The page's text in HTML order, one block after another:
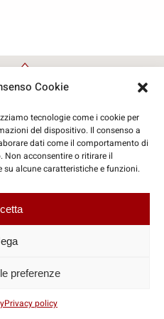
Cookie
tecnologie come i cookie per
del dispositivo. Il consenso a
dati come il comportamento di
Non acconsentire o ritirare il
alcune caratteristiche e funzioni.
preferenze
Privacy policy
Travelinform Sas
Social